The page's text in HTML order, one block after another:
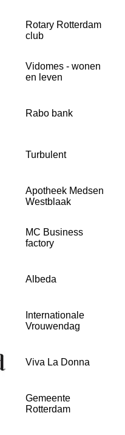
Rotary Rotterdam
club
Vidomes - wonen
en leven
Rabo bank
Turbulent
Apotheek Medsen
Westblaak
MC Business
factory
Albeda
Internationale
Vrouwendag
Viva La Donna
Gemeente
Rotterdam